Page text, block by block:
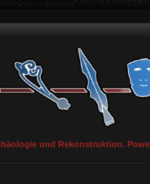
und Rekonstruktion.